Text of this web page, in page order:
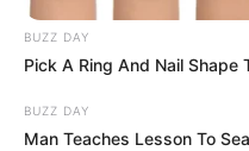
BUZZ DAY
Pick A Ring And Nail Shape
BUZZ DAY
Man Teaches Lesson To